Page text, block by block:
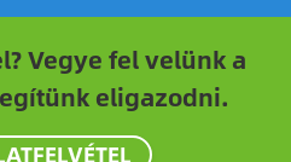
Vegye fel velünk a
eligazodni.